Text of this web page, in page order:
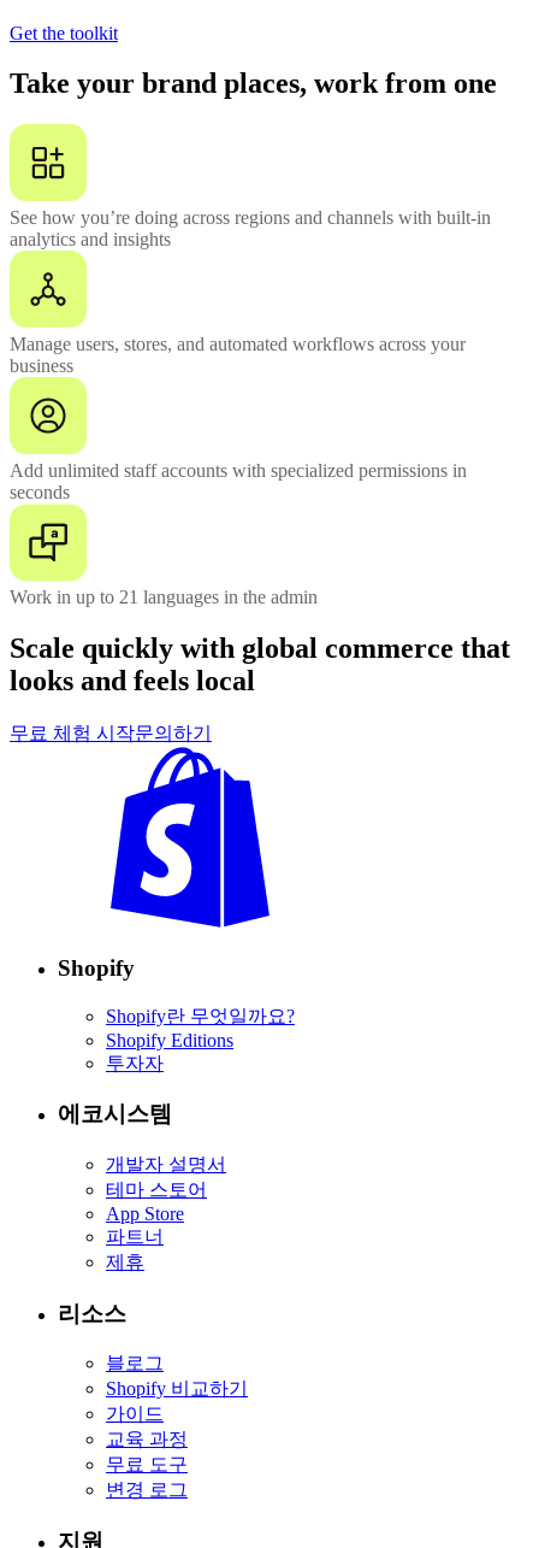
Get the toolkit
Take your brand places, work from one
See how you’re doing across regions and channels with built-in
analytics and insights
Manage users, stores, and automated workflows across your
business
Add unlimited staff accounts with specialized permissions in
seconds
Work in up to 21 languages in the admin
Scale quickly with global commerce that
looks and feels local
무료 체험 시작문의하기
Shopify
Shopify란 무엇일까요?
Shopify Editions
투자자
에코시스템
개발자 설명서
테마 스토어
App Store
파트너
제휴
리소스
블로그
Shopify 비교하기
가이드
교육 과정
무료 도구
변경 로그
지원